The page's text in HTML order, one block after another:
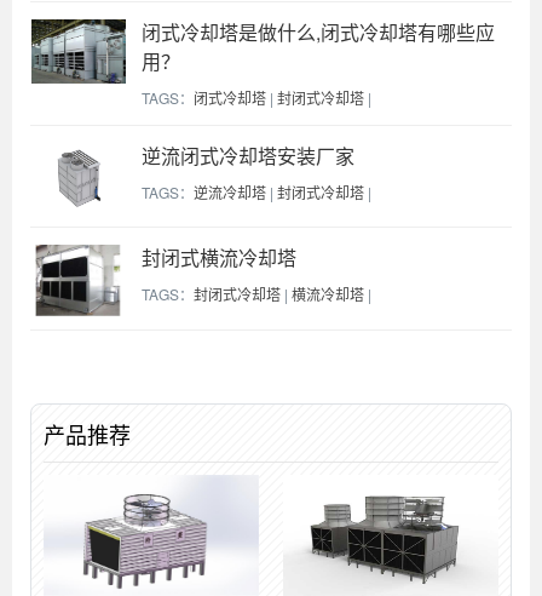
闭式冷却塔是做什么,闭式冷却塔有哪些应
用？
TAGS： 闭式冷却塔 | 封闭式冷却塔 |
逆流闭式冷却塔安装厂家
TAGS： 逆流冷却塔 | 封闭式冷却塔 |
封闭式横流冷却塔
TAGS： 封闭式冷却塔 | 横流冷却塔 |
产品推荐